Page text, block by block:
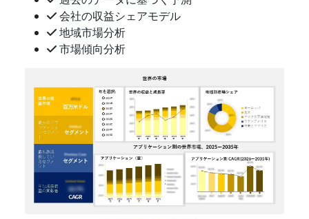
会社の収益シェアモデル
地域市場分析
市場傾向分析